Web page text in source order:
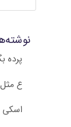
پرده
ع مثل
اسکی